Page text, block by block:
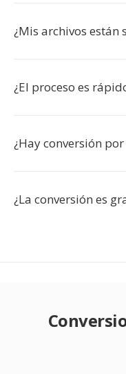
¿Mis archivos están
¿El proceso es
¿Hay conversión por
¿La conversión es